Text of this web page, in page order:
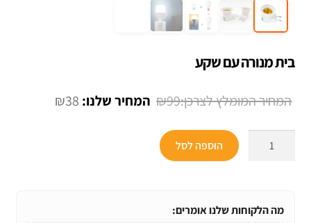
בית מנורה עם שקע
₪99
המחיר
₪38 המחיר
עם
הוספה לסל
מה הלקוחות שלנו אומרים: